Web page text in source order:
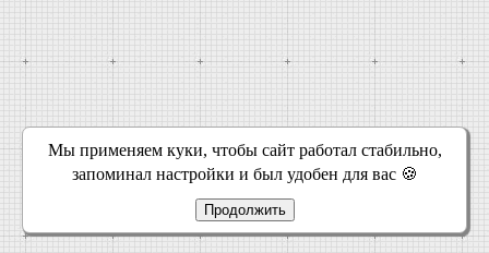
Мы применяем куки, чтобы сайт работал стабильно,
запоминал настройки и был удобен для вас 🍪
Продолжить